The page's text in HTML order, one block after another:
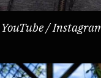
YouTube /